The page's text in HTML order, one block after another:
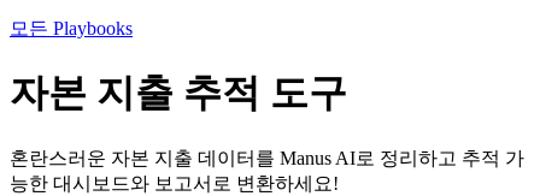
모든 Playbooks
자본 지출 추적 도구
혼란스러운 자본 지출 데이터를 Manus AI로 정리하고 추적 가
능한 대시보드와 보고서로 변환하세요!